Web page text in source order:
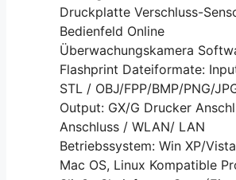
Druckplatte Verschluss-
Bedienfeld Online
Überwachungskamera
Flashprint Dateiformate:
STL / OBJ/FPP/BMP/PNG/
Output: GX/G Drucker
Anschluss / WLAN/ LAN
Betriebssystem: Win XP/
Mac OS, Linux Kompatible